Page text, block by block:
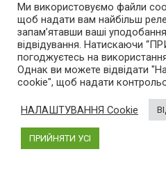
AutoGeek– блог про високі
Був створений у 2013 році.
гібриди і пристрої, що
Про проект
Реклама на сайті
Ми використовуємо файли
щоб надати вам найбільш
запам’ятавши ваші
відвідування. Натискаючи
погоджуєтесь на
Однак ви можете відвідати
cookie", щоб надати
НАЛАШТУВАННЯ Cookie
ПРИЙНЯТИ УСІ